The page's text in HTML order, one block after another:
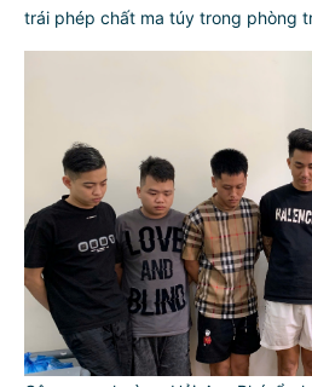
trái phép chất ma túy trong phòng